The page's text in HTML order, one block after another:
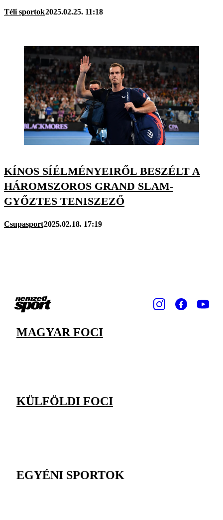
Téli sportok2025.02.25. 11:18
KÍNOS SÍÉLMÉNYEIRŐL BESZÉLT A
HÁROMSZOROS GRAND SLAM-
GYŐZTES TENISZEZŐ
Csupasport2025.02.18. 17:19
MAGYAR FOCI
KÜLFÖLDI FOCI
EGYÉNI SPORTOK